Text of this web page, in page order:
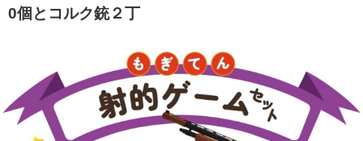
0個とコルク銃２丁